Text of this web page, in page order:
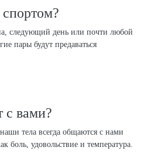
спортом?
следующий день или почти любой
пары будут предаваться
с вами?
тела всегда общаются с нами
боль, удовольствие и температура.